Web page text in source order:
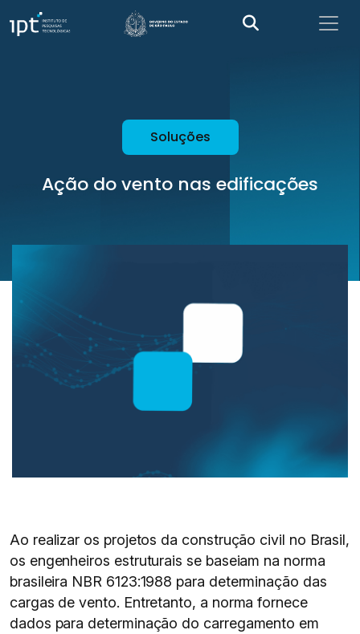
Soluções
Ação do vento nas edificações
Ao realizar os projetos da construção civil no Brasil,
os engenheiros estruturais se baseiam na norma
brasileira NBR 6123:1988 para determinação das
cargas de vento. Entretanto, a norma fornece
dados para determinação do carregamento em